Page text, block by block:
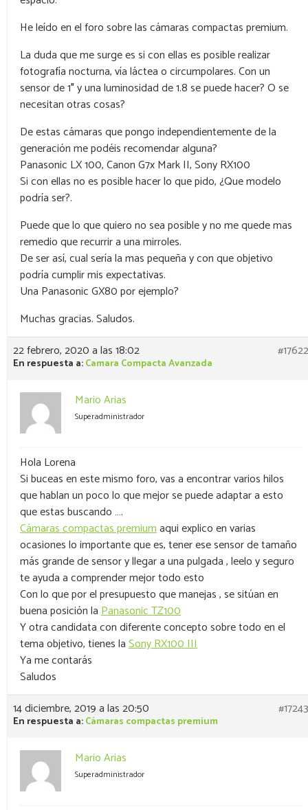
He leído en el foro sobre las cámaras compactas premium.
La duda que me surge es si con ellas es posible realizar
fotografía nocturna, vía láctea o circumpolares. Con un
sensor de 1″ y una luminosidad de 1.8 se puede hacer? O se
necesitan otras cosas?
De estas cámaras que pongo independientemente de la
generación me podéis recomendar alguna?
Panasonic LX 100, Canon G7x Mark II, Sony RX100
Si con ellas no es posible hacer lo que pido, ¿Que modelo
podría ser?.
Puede que lo que quiero no sea posible y no me quede mas
remedio que recurrir a una mirroles.
De ser así, cual sería la mas pequeña y con que objetivo
podría cumplir mis expectativas.
Una Panasonic GX80 por ejemplo?
Muchas gracias. Saludos.
22 febrero, 2020 a las 18:02
#17622
En respuesta a:Camara Compacta Avanzada
Mario Arias
Superadministrador
Hola Lorena
Si buceas en este mismo foro, vas a encontrar varios hilos
que hablan un poco lo que mejor se puede adaptar a esto
que estas buscando ….
Cámaras compactas premiumaqui explico en varias
ocasiones lo importante que es, tener ese sensor de tamaño
más grande de sensor y llegar a una pulgada , leelo y seguro
te ayuda a comprender mejor todo esto
Con lo que por el presupuesto que manejas , se sitúan en
buena posición laPanasonic TZ100
Y otra candidata con diferente concepto sobre todo en el
tema objetivo, tienes laSony RX100 III
Ya me contarás
Saludos
14 diciembre, 2019 a las 20:50
#17243
En respuesta a:Cámaras compactas premium
Mario Arias
Superadministrador